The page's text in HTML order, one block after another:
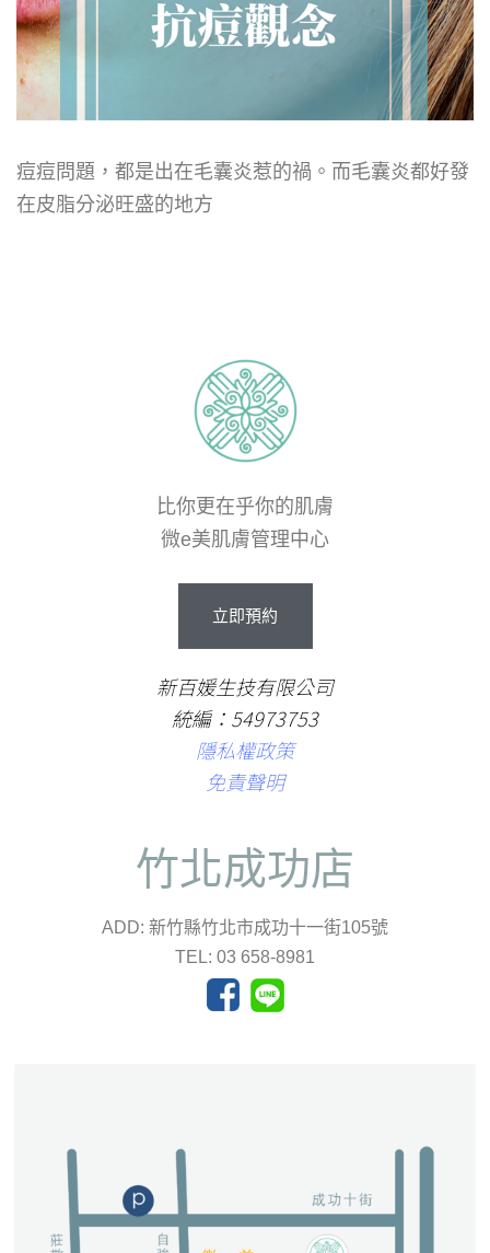
痘痘問題，都是出在毛囊炎惹的禍。而毛囊炎都好發
在皮脂分泌旺盛的地方
比你更在乎你的肌膚
微e美肌膚管理中心
立即預約
新百媛生技有限公司
統編：54973753
隱私權政策
免責聲明
竹北成功店
ADD: 新竹縣竹北市成功十一街105號
TEL: 03 658-8981